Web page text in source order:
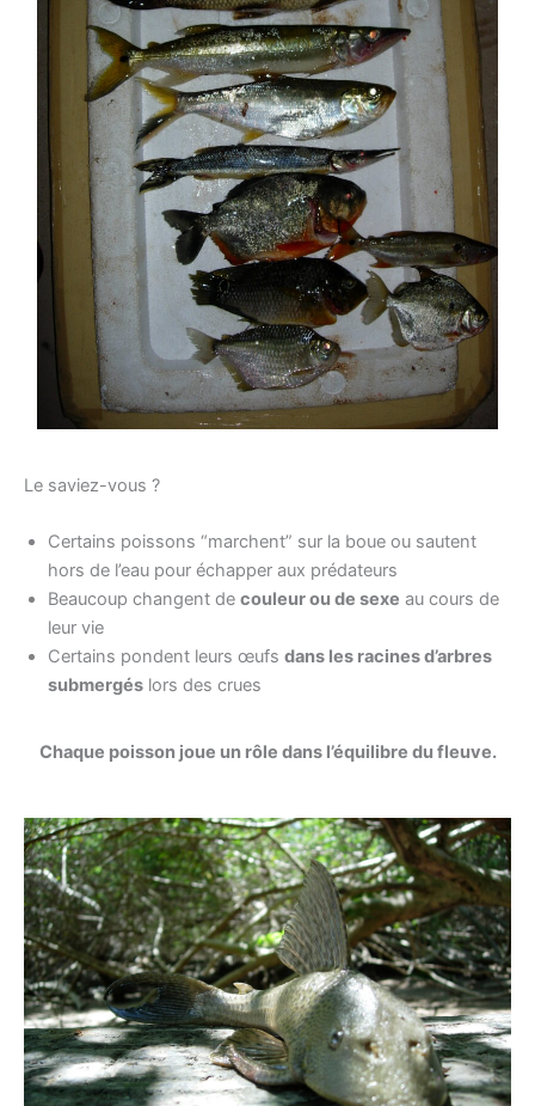
Le saviez-vous ?
Certains poissons “marchent” sur la boue ou sautent
hors de l’eau pour échapper aux prédateurs
Beaucoup changent de couleur ou de sexe au cours de
leur vie
Certains pondent leurs œufs dans les racines d’arbres
submergés lors des crues
Chaque poisson joue un rôle dans l’équilibre du fleuve.